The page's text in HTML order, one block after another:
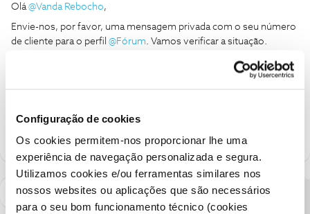
Configuração de cookies
Os cookies permitem-nos proporcionar lhe uma
experiência de navegação personalizada e segura.
Utilizamos cookies e/ou ferramentas similares nos
nossos websites ou aplicações que são necessários
para o seu bom funcionamento técnico (cookies
Olá@Vanda Rebocho,
Envie-nos, por favor, uma mensagem privada com o seu número
de cliente para o perfil @Fórum. Vamos verificar a situação.
como "Melhor Resposta" e faça "Like" nos melhores comentários.